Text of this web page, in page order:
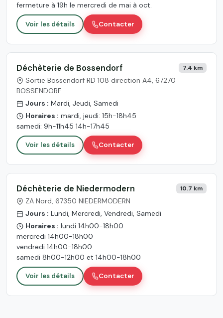
fermeture à 19h le mercredi de mai à oct.
Voir les détails Contacter
Déchèterie de Bossendorf 7.4 km
Sortie Bossendorf RD 108 direction A4, 67270
BOSSENDORF
Jours : Mardi, Jeudi, Samedi
Horaires : mardi, jeudi: 15h-18h45
samedi: 9h-11h45 14h-17h45
Voir les détails Contacter
Déchèterie de Niedermodern 10.7 km
ZA Nord, 67350 NIEDERMODERN
Jours : Lundi, Mercredi, Vendredi, Samedi
Horaires : lundi 14h00-18h00
mercredi 14h00-18h00
vendredi 14h00-18h00
samedi 8h00-12h00 et 14h00-18h00
Voir les détails Contacter